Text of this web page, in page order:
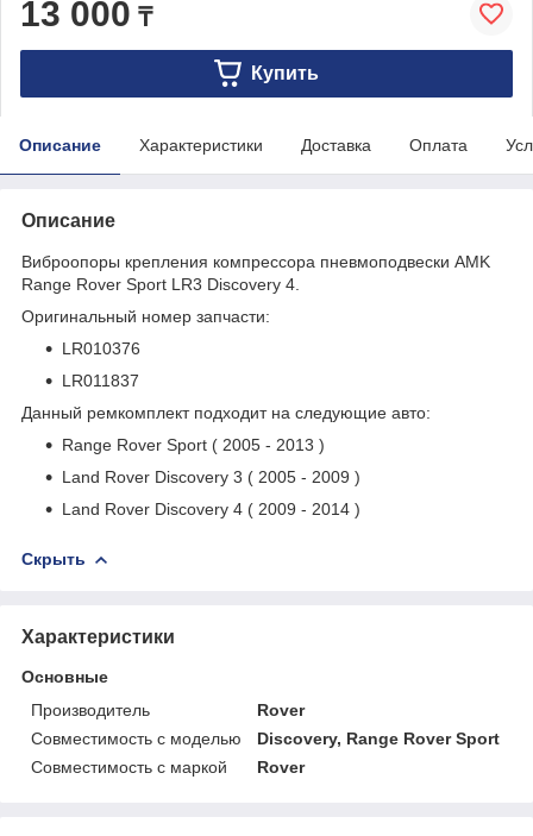
13 000 ₸
Купить
Описание Характеристики Доставка Оплата
Описание
Виброопоры крепления компрессора пневмоподвески AMK
Range Rover Sport LR3 Discovery 4.
Оригинальный номер запчасти:
LR010376
LR011837
Данный ремкомплект подходит на следующие авто:
Range Rover Sport ( 2005 - 2013 )
Land Rover Discovery 3 ( 2005 - 2009 )
Land Rover Discovery 4 ( 2009 - 2014 )
Скрыть
Характеристики
Основные
Производитель
Rover
Совместимость с моделью
Discovery, Range Rover Sport
Совместимость с маркой
Rover